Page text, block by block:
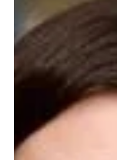
Yves Proteau à titre
partenariats. Yves
déploiement de notre
révolutionnaire
mesure. Il jouera
mise en œuvre de nos
(afin de maximiser le
rendront visite) ainsi